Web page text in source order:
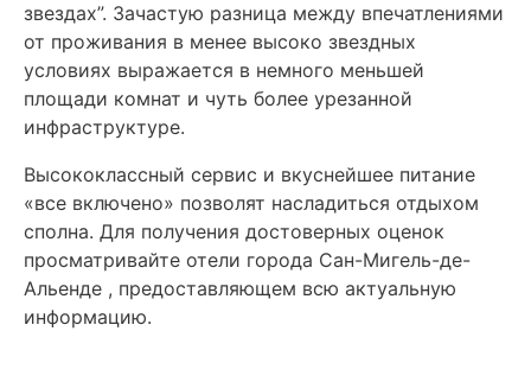
звездах”. Зачастую разница между впечатлениями
от проживания в менее высоко звездных
условиях выражается в немного меньшей
площади комнат и чуть более урезанной
инфраструктуре.
Высококлассный сервис и вкуснейшее питание
«все включено» позволят насладиться отдыхом
сполна. Для получения достоверных оценок
просматривайте отели города Сан-Мигель-де-
Альенде , предоставляющем всю актуальную
информацию.